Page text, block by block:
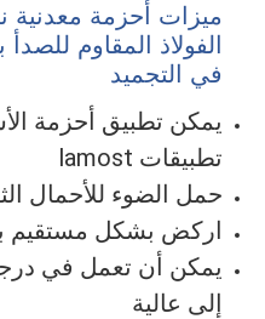
ميزات أحزمة
الفولاذ المقاوم
في التجميد
يمكن تطبيق أحزمة
تطبيقات lamost
حمل الضوء للأحمال
اركض بشكل مستقيم
يمكن أن تعمل في
إلى عالية